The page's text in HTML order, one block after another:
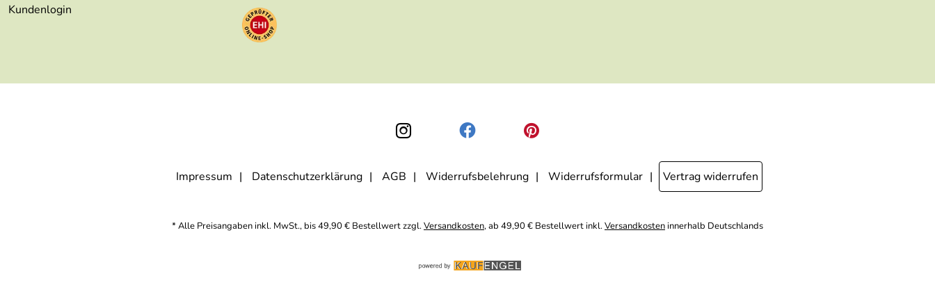
Kundenlogin
Impressum Datenschutzerklärung AGB Widerrufsbelehrung Widerrufsformular Vertrag widerrufen
* Alle Preisangaben inkl. MwSt., bis 49,90 € Bestellwert zzgl.Versandkosten, ab 49,90 € Bestellwert inkl.Versandkosten innerhalb Deutschlands